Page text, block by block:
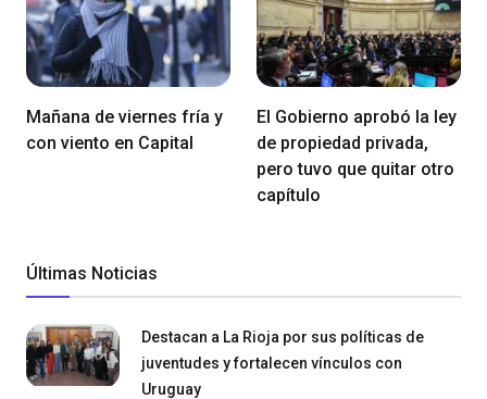
Mañana de viernes fría y
con viento en Capital
El Gobierno aprobó la ley
de propiedad privada,
pero tuvo que quitar otro
capítulo
Últimas Noticias
Destacan a La Rioja por sus políticas de
juventudes y fortalecen vínculos con
Uruguay